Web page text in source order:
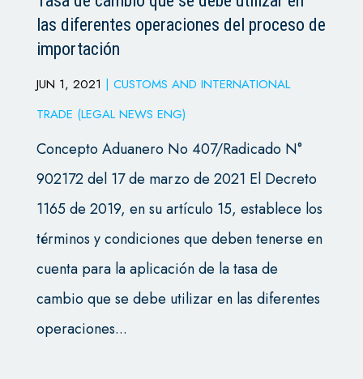
las diferentes operaciones del proceso de
importación
JUN 1, 2021 | CUSTOMS AND INTERNATIONAL
TRADE (LEGAL NEWS ENG)
Concepto Aduanero No 407/Radicado N°
902172 del 17 de marzo de 2021 El Decreto
1165 de 2019, en su artículo 15, establece los
términos y condiciones que deben tenerse en
cuenta para la aplicación de la tasa de
cambio que se debe utilizar en las diferentes
operaciones...